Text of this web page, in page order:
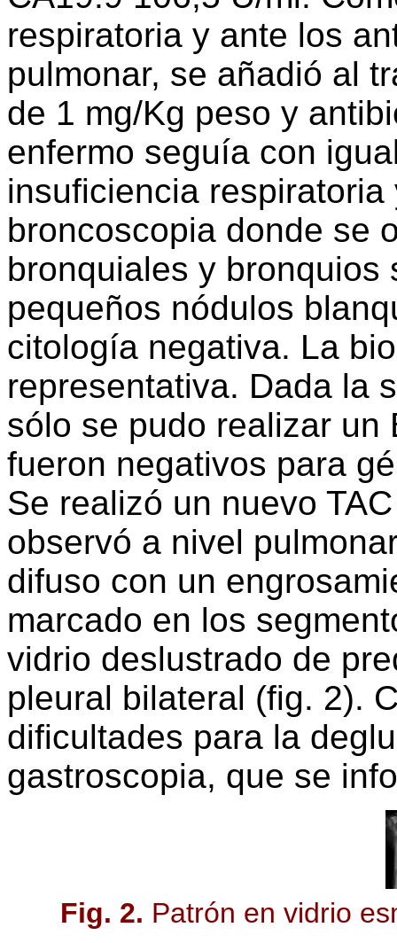
respiratoria y ante los
pulmonar, se añadió al
de 1 mg/Kg peso y
enfermo seguía con
insuficiencia
broncoscopia donde se
bronquiales y bronquios
pequeños nódulos
citología negativa. La
representativa. Dada la
sólo se pudo realizar
fueron negativos para
Se realizó un nuevo
observó a nivel
difuso con un
marcado en los
vidrio deslustrado de
pleural bilateral (fig. 2).
dificultades para la
gastroscopia, que se
Fig. 2. Patrón en vidrio